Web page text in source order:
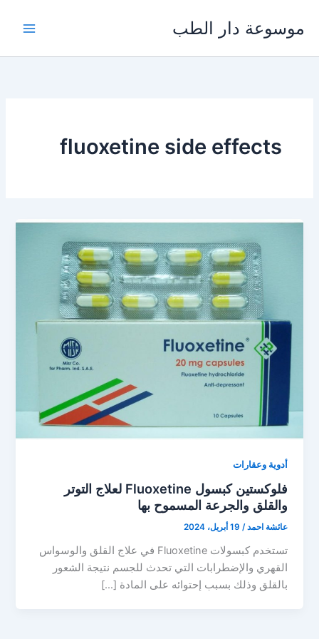
المحتوى
موسوعة دار الطب
fluoxetine side effects
أدوية وعقارات
فلوكستين كبسول Fluoxetine لعلاج التوتر
والقلق والجرعة المسموح بها
عائشة احمد/ 19 أبريل، 2024
تستخدم كبسولات Fluoxetine في علاج القلق والوسواس
القهري والإضطرابات التي تحدث للجسم نتيجة الشعور
بالقلق وذلك بسبب إحتوائه على المادة […]